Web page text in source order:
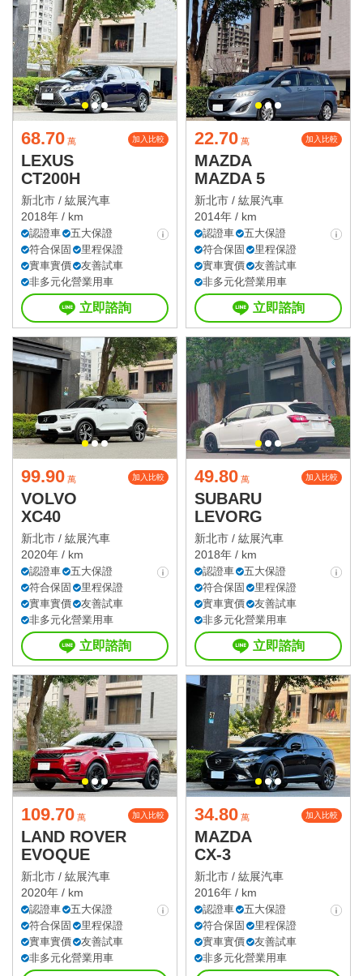
68.70 萬 加入比較
LEXUS
CT200H
新北市 / 紘展汽車
2018年 / km
認證車
五大保證
符合保固
里程保證
實車實價
友善試車
非多元化營業用車
立即諮詢
22.70 萬 加入比較
MAZDA
MAZDA 5
新北市 / 紘展汽車
2014年 / km
認證車
五大保證
符合保固
里程保證
實車實價
友善試車
非多元化營業用車
立即諮詢
99.90 萬 加入比較
VOLVO
XC40
新北市 / 紘展汽車
2020年 / km
認證車
五大保證
符合保固
里程保證
實車實價
友善試車
非多元化營業用車
立即諮詢
49.80 萬 加入比較
SUBARU
LEVORG
新北市 / 紘展汽車
2018年 / km
認證車
五大保證
符合保固
里程保證
實車實價
友善試車
非多元化營業用車
立即諮詢
109.70 萬 加入比較
LAND ROVER
EVOQUE
新北市 / 紘展汽車
2020年 / km
認證車
五大保證
符合保固
里程保證
實車實價
友善試車
非多元化營業用車
34.80 萬 加入比較
MAZDA
CX-3
新北市 / 紘展汽車
2016年 / km
認證車
五大保證
符合保固
里程保證
實車實價
友善試車
非多元化營業用車